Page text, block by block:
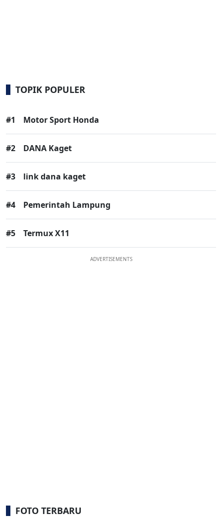
TOPIK POPULER
#1 Motor Sport Honda
#2 DANA Kaget
#3 link dana kaget
#4 Pemerintah Lampung
#5 Termux X11
ADVERTISEMENTS
FOTO TERBARU